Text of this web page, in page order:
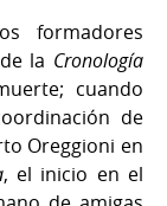
formadores
la Cronología
cuando
de
Oreggioni en
, el inicio en el